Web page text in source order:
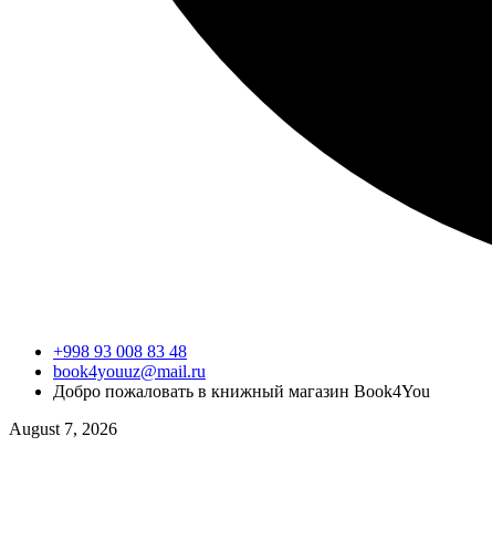
+998 93 008 83 48
book4youuz@mail.ru
Добро пожаловать в книжный магазин Book4You
August 7, 2026